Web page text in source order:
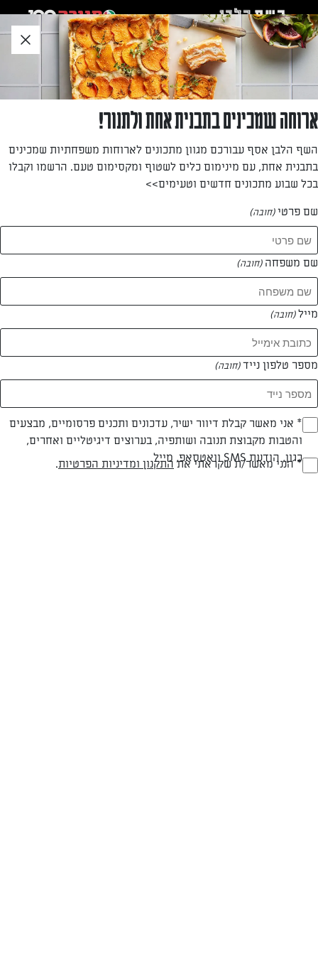
לאזור
תוכן
תחתון
שרה מינץ
—
המתכונים של שרה מינץ
1 מתכונים
ארוחה שמכינים בתבנית אחת ולתנור!
השף הלבן אסף עבורכם מגוון מתכונים לארוחות משפחתיות שמכינים
בתבנית אחת, עם מינימום כלים לשטוף ומקסימום טעם. הרשמו וקבלו
בכל שבוע מתכונים חדשים וטעימים>>
שם פרטי(חובה)
שם משפחה (חובה)
מייל(חובה)
מספר טלפון נייד(חובה)
(חובה)* אני מאשר קבלת דיוור ישיר, עדכונים ותכנים פרסומיים, מבצעים
והטבות מקבוצת תנובה ושותפיה, בערוצים דיגיטליים ואחרים,
כגון, הודעת SMS וואטסאפ, מייל(חובה)* הנני מאשר/ת שקראתי את התקנון ומדיניות הפרטיות.